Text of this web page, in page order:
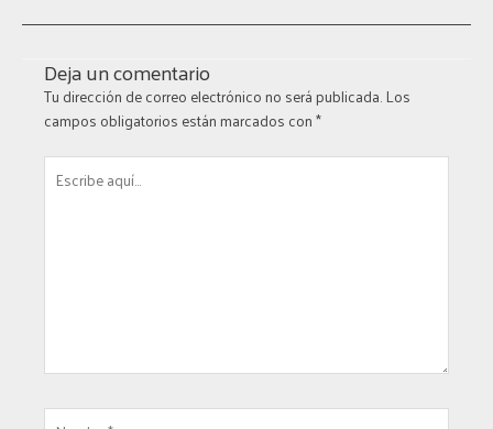
Deja un comentario
Tu dirección de correo electrónico no será publicada.Los
campos obligatorios están marcados con*
Escribe
aquí...
Nombre*